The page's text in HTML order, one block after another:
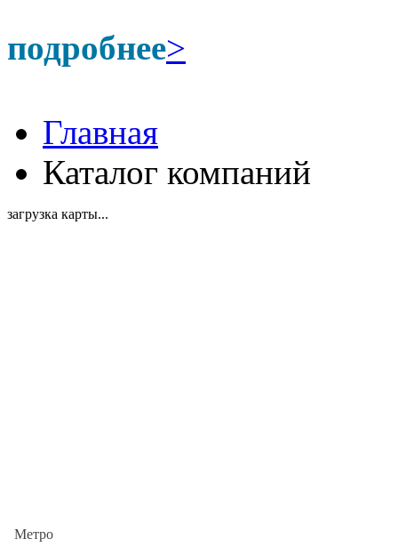
подробнее>
Главная
Каталог компаний
загрузка карты...
Метро